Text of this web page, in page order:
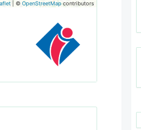
| © OpenStreetMapcontributors